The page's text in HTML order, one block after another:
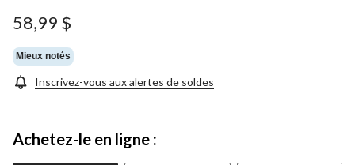
58,99 $
Mieux notés
Inscrivez-vous aux alertes de soldes
Achetez-le en ligne :